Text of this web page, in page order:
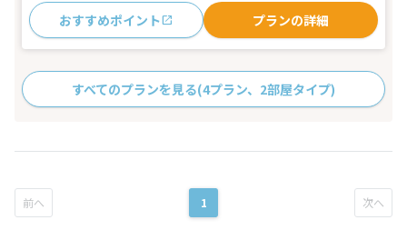
おすすめポイント プランの詳細
すべてのプランを見る(4プラン、2部屋タイプ)
1